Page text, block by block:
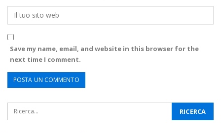
Save my name, email, and website in this browser for the
next time I comment.